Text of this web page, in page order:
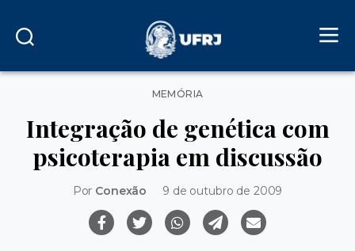
Categorias
MEMÓRIA
Integração de genética com
psicoterapia em discussão
Por Conexão 9 de outubro de 2009